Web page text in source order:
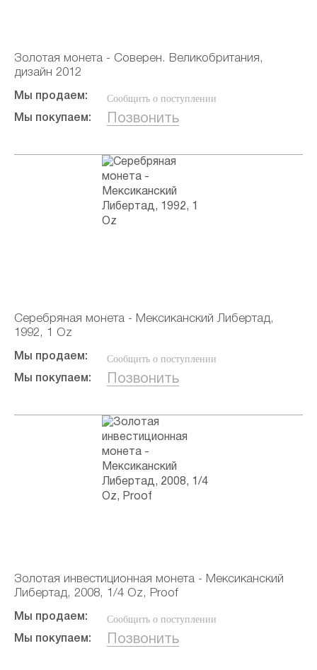
Золотая монета - Соверен. Великобритания,
дизайн 2012
Мы продаем: Сообщить о поступлении
Мы покупаем: Позвонить
Серебряная монета - Мексиканский Либертад,
1992, 1 Oz
Мы продаем: Сообщить о поступлении
Мы покупаем: Позвонить
Золотая инвестиционная монета - Мексиканский
Либертад, 2008, 1/4 Oz, Proof
Мы продаем: Сообщить о поступлении
Мы покупаем: Позвонить